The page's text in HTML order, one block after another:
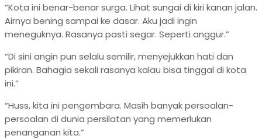
“Kota ini benar-benar surga. Lihat sungai di kiri kanan jalan.
Airnya bening sampai ke dasar. Aku jadi ingin
meneguknya. Rasanya pasti segar. Seperti anggur.”
“Di sini angin pun selalu semilir, menyejukkan hati dan
pikiran. Bahagia sekali rasanya kalau bisa tinggal di kota
ini.”
“Huss, kita ini pengembara. Masih banyak persoalan-
persoalan di dunia persilatan yang memerlukan
penanganan kita.”